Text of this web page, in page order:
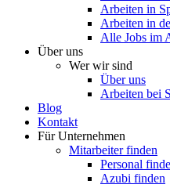
Arbeiten in
Arbeiten in
Alle Jobs im
Über uns
Wer wir sind
Über uns
Arbeiten bei
Blog
Kontakt
Für Unternehmen
Mitarbeiter finden
Personal
Azubi finden